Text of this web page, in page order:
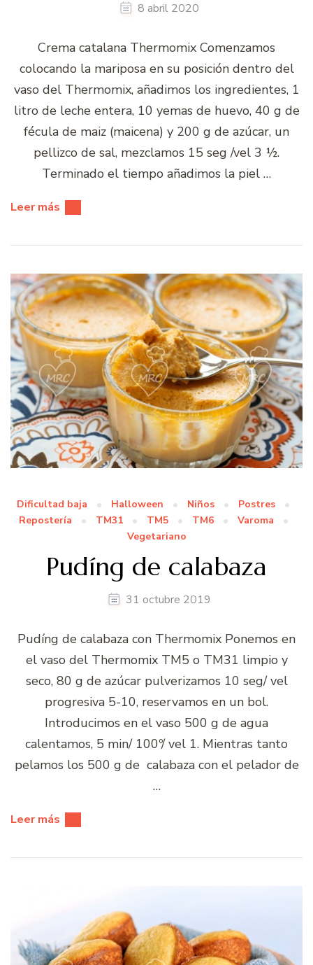
8 abril 2020
Crema catalana Thermomix Comenzamos
colocando la mariposa en su posición dentro del
vaso del Thermomix, añadimos los ingredientes, 1
litro de leche entera, 10 yemas de huevo, 40 g de
fécula de maiz (maicena) y 200 g de azúcar, un
pellizco de sal, mezclamos 15 seg /vel 3 ½.
Terminado el tiempo añadimos la piel …
Leer más
Dificultad baja Halloween Niños
Postres
Repostería
TM31 TM5 TM6
Varoma
Vegetariano
Pudíng de calabaza
31 octubre 2019
Pudíng de calabaza con Thermomix Ponemos en
el vaso del Thermomix TM5 o TM31 limpio y
seco, 80 g de azúcar pulverizamos 10 seg/ vel
progresiva 5-10, reservamos en un bol.
Introducimos en el vaso 500 g de agua
calentamos, 5 min/ 100º/ vel 1. Mientras tanto
pelamos los 500 g de calabaza con el pelador de
…
Leer más